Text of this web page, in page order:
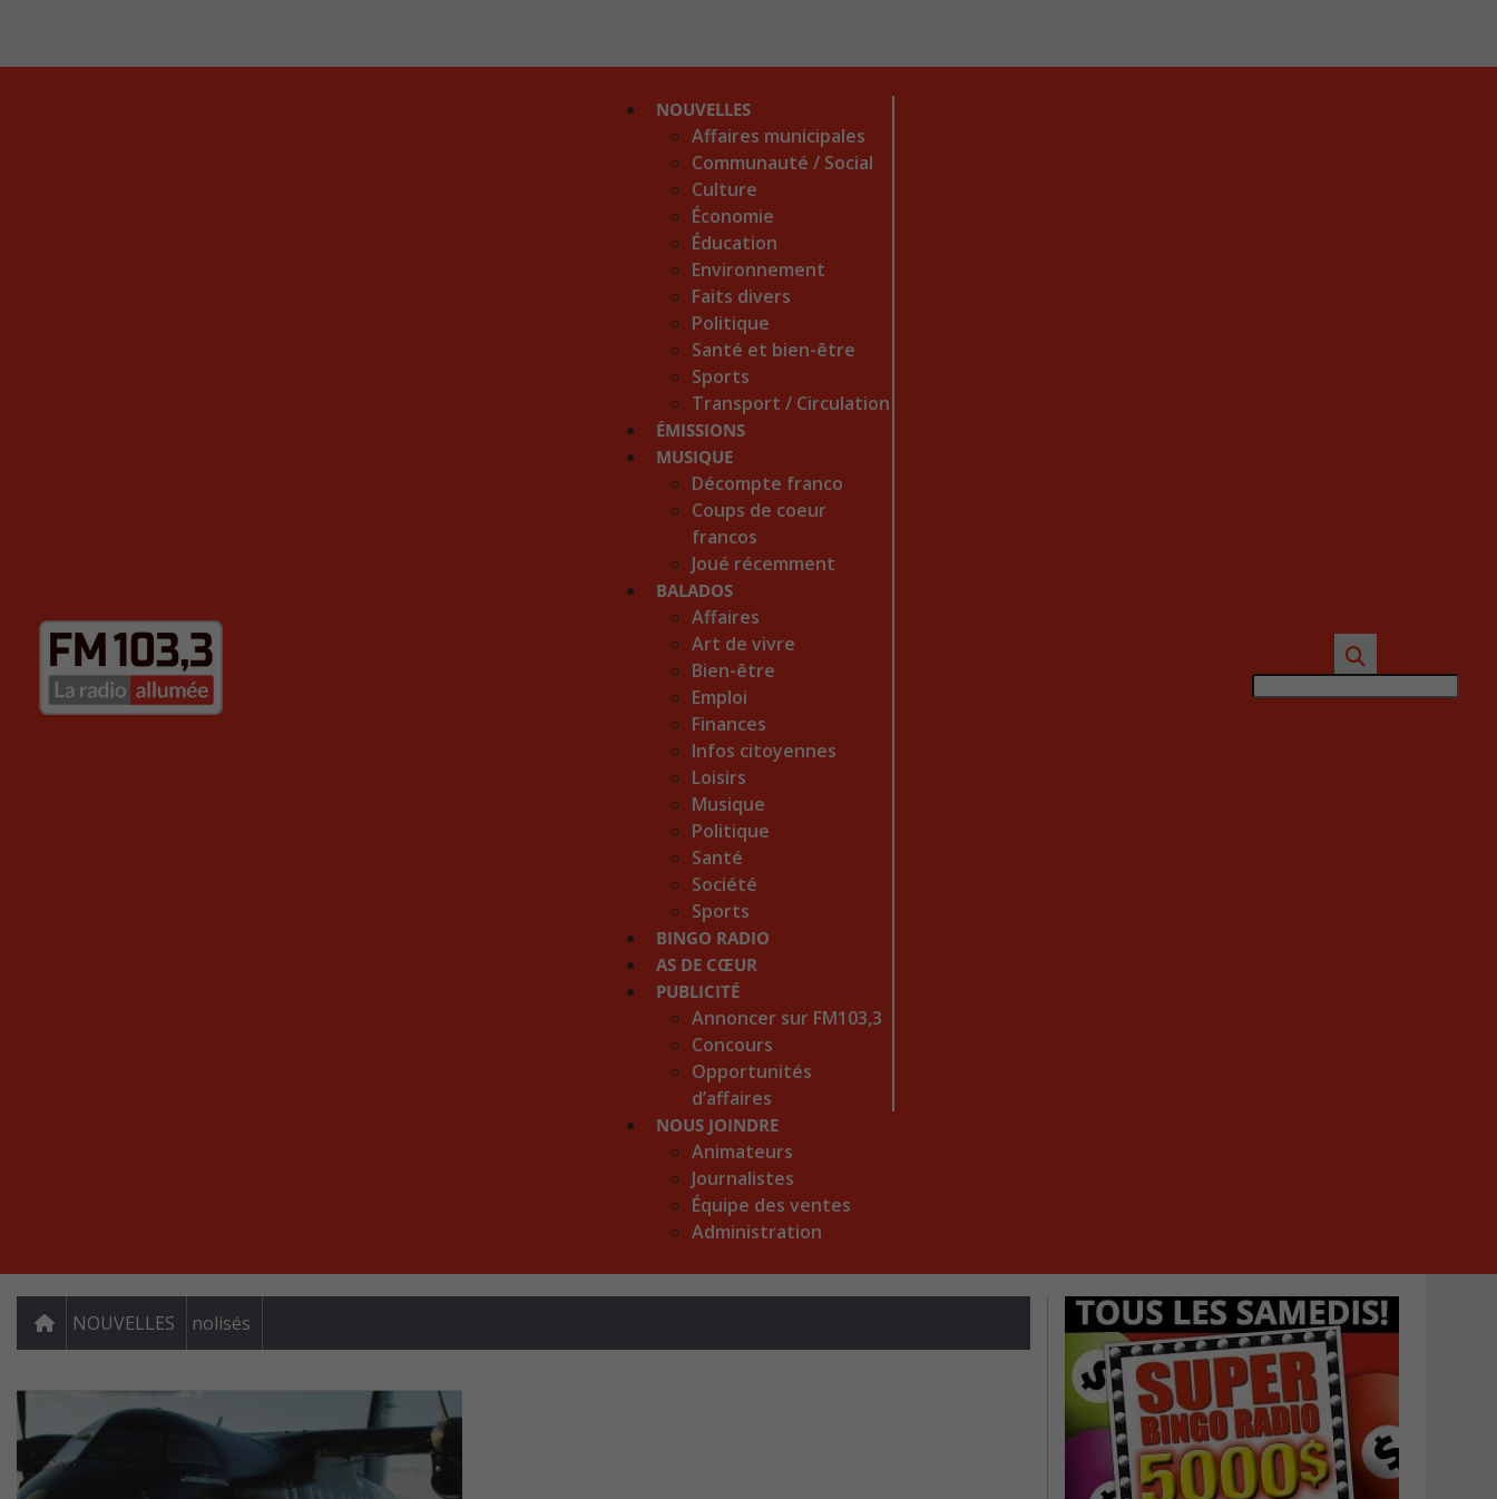
NOUVELLES
Affaires municipales
Communauté / Social
Culture
Économie
Éducation
Environnement
Faits divers
Politique
Santé et bien-être
Sports
Transport / Circulation
ÉMISSIONS
MUSIQUE
Décompte franco
Coups de coeur
francos
Joué récemment
BALADOS
Affaires
Art de vivre
Bien-être
Emploi
Finances
Infos citoyennes
Loisirs
Musique
Politique
Santé
Société
Sports
BINGO RADIO
AS DE CŒUR
PUBLICITÉ
Annoncer sur FM103,3
Concours
Opportunités
d’affaires
NOUS JOINDRE
Animateurs
Journalistes
Équipe des ventes
Administration
NOUVELLES nolisés